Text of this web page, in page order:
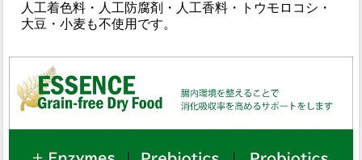
人工着色料・人工防腐剤・人工香料・トウモロコシ・
大豆・小麦も不使用です。